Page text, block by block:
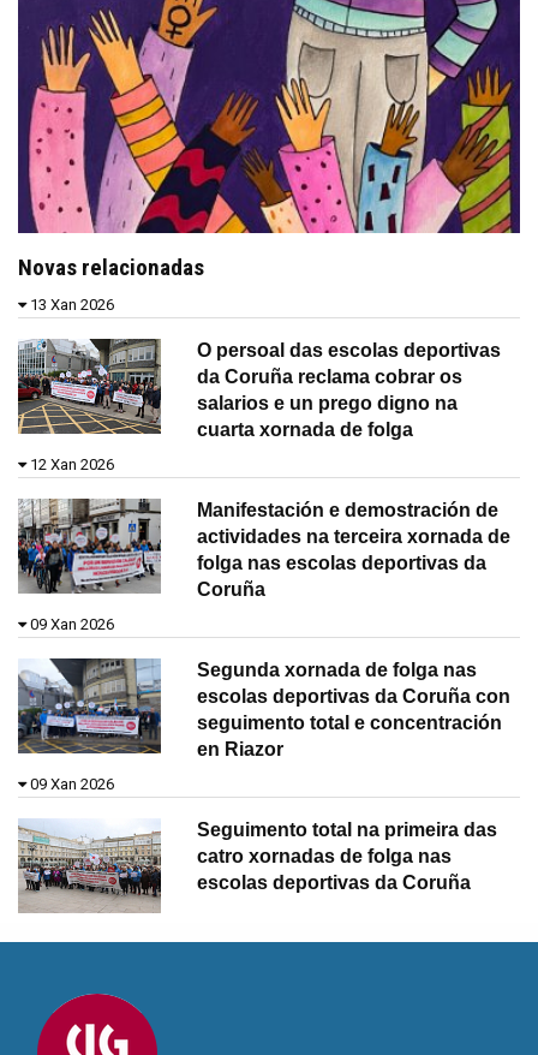
Novas relacionadas
13 Xan 2026
O persoal das escolas deportivas
da Coruña reclama cobrar os
salarios e un prego digno na
cuarta xornada de folga
12 Xan 2026
Manifestación e demostración de
actividades na terceira xornada de
folga nas escolas deportivas da
Coruña
09 Xan 2026
Segunda xornada de folga nas
escolas deportivas da Coruña con
seguimento total e concentración
en Riazor
09 Xan 2026
Seguimento total na primeira das
catro xornadas de folga nas
escolas deportivas da Coruña